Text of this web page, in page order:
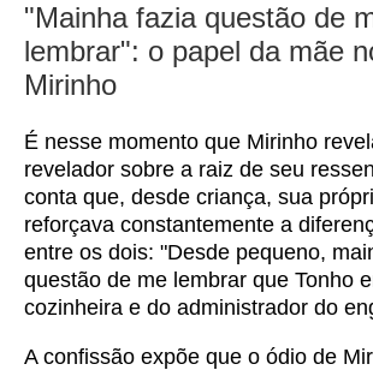
"Mainha fazia questão de
lembrar": o papel da mãe
Mirinho
É nesse momento que Mirinho
revelador sobre a raiz de seu
conta que, desde criança, sua
reforçava constantemente a
entre os dois: "Desde pequeno,
questão de me lembrar que Tonho
cozinheira e do administrador do
A confissão expõe que o ódio de